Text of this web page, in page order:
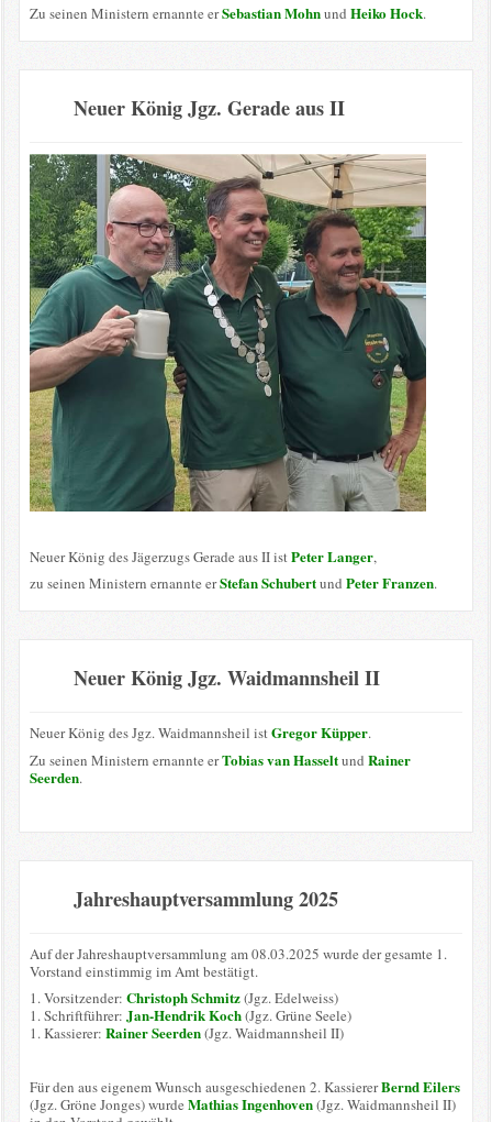
Zu seinen Ministern ernannte erSebastian Mohnund Heiko Hock.
Neuer König Jgz. Gerade aus II
Neuer König des Jägerzugs Gerade aus II istPeter Langer,
zu seinen Ministern ernannte erStefan Schubertund Peter Franzen.
Neuer König Jgz. Waidmannsheil II
Neuer König des Jgz. Waidmannsheil istGregor Küpper.
Zu seinen Ministern ernannte erTobias van Hasseltund Rainer
Seerden.
Jahreshauptversammlung 2025
Auf der Jahreshauptversammlung am 08.03.2025 wurde der gesamte 1.
Vorstand einstimmig im Amt bestätigt.
1. Vorsitzender: Christoph Schmitz(Jgz. Edelweiss)
1. Schriftführer: Jan-Hendrik Koch(Jgz. Grüne Seele)
1. Kassierer: Rainer Seerden(Jgz. Waidmannsheil II)
Für den aus eigenem Wunsch ausgeschiedenen 2. KassiererBernd Eilers
(Jgz. Gröne Jonges) wurde Mathias Ingenhoven(Jgz. Waidmannsheil II)